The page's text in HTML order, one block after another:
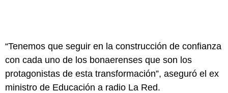
“Tenemos que seguir en la construcción de confianza
con cada uno de los bonaerenses que son los
protagonistas de esta transformación”, aseguró el ex
ministro de Educación a radio La Red.